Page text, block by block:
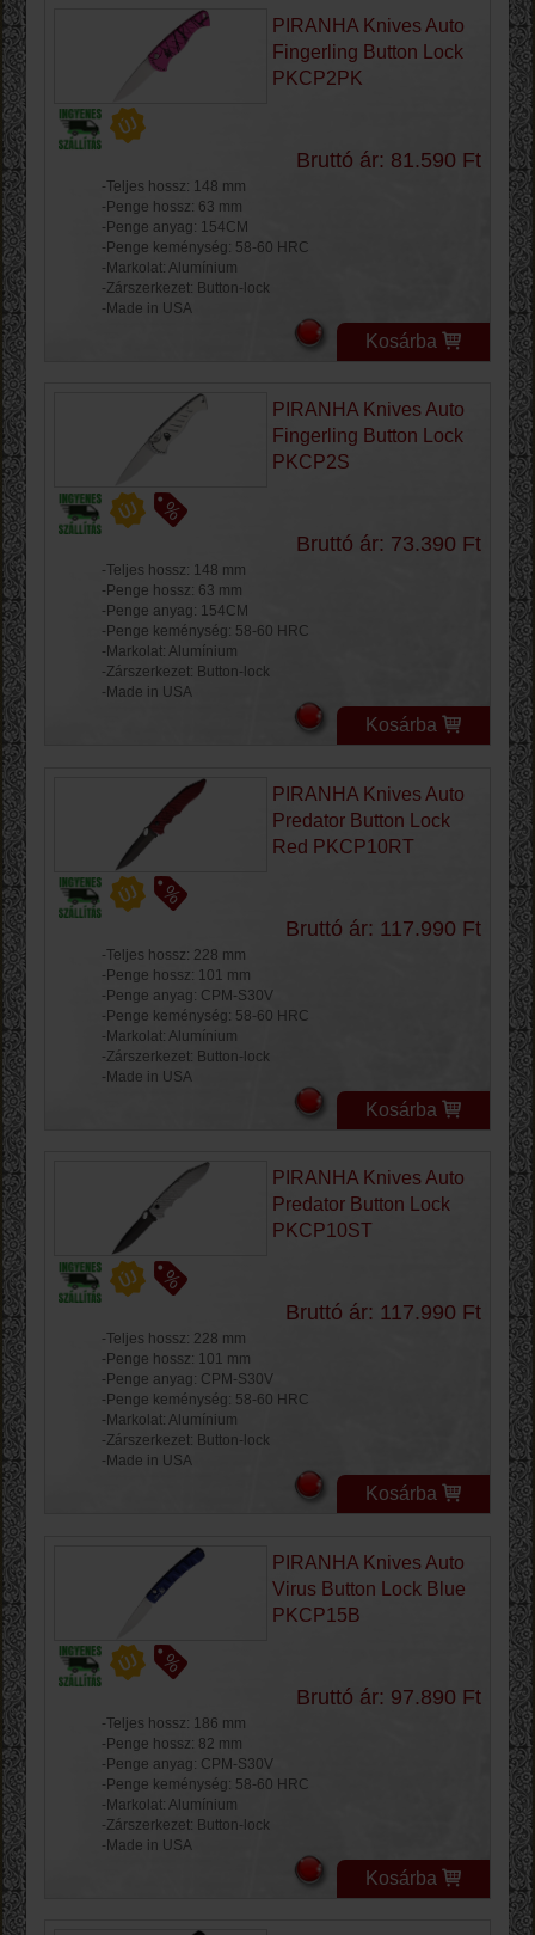
PIRANHA Knives Auto
Fingerling Button Lock
PKCP2PK
Bruttó ár: 81.590 Ft
-Teljes hossz: 148 mm
-Penge hossz: 63 mm
-Penge anyag: 154CM
-Penge keménység: 58-60 HRC
-Markolat: Alumínium
-Zárszerkezet: Button-lock
-Made in USA
Kosárba
PIRANHA Knives Auto
Fingerling Button Lock
PKCP2S
Bruttó ár: 73.390 Ft
-Teljes hossz: 148 mm
-Penge hossz: 63 mm
-Penge anyag: 154CM
-Penge keménység: 58-60 HRC
-Markolat: Alumínium
-Zárszerkezet: Button-lock
-Made in USA
Kosárba
PIRANHA Knives Auto
Predator Button Lock
Red PKCP10RT
Bruttó ár: 117.990 Ft
-Teljes hossz: 228 mm
-Penge hossz: 101 mm
-Penge anyag: CPM-S30V
-Penge keménység: 58-60 HRC
-Markolat: Alumínium
-Zárszerkezet: Button-lock
-Made in USA
Kosárba
PIRANHA Knives Auto
Predator Button Lock
PKCP10ST
Bruttó ár: 117.990 Ft
-Teljes hossz: 228 mm
-Penge hossz: 101 mm
-Penge anyag: CPM-S30V
-Penge keménység: 58-60 HRC
-Markolat: Alumínium
-Zárszerkezet: Button-lock
-Made in USA
Kosárba
PIRANHA Knives Auto
Virus Button Lock Blue
PKCP15B
Bruttó ár: 97.890 Ft
-Teljes hossz: 186 mm
-Penge hossz: 82 mm
-Penge anyag: CPM-S30V
-Penge keménység: 58-60 HRC
-Markolat: Alumínium
-Zárszerkezet: Button-lock
-Made in USA
Kosárba